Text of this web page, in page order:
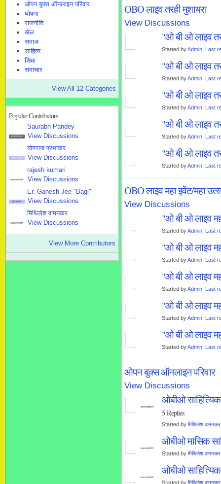
ओपन बुक्स ऑनलाइन परिवार
घोषणा
राजनीति
खेल
समाज
साहित्य
शिक्षा
समाचार
View All 12 Categories
Popular Contributors
सदस्य टीम प्रबंधन
Saurabh Pandey
View Discussions
प्रधान संपादक
योगराज प्रभाकर
View Discussions
सदस्य कार्यकारिणी
rajesh kumari
View Discussions
मुख्य प्रबंधक
Er. Ganesh Jee "Bagi"
View Discussions
सदस्य कार्यकारिणी
मिथिलेश वामनकर
View Discussions
View More Contributors
OBO लाइव तरही मुशायरा
View Discussions
"ओ बी ओ लाइव
Started byAdmin Last
"ओ बी ओ लाइव
Started byAdmin Last
"ओ बी ओ लाइव
Started byAdmin Last
"ओ बी ओ लाइव
Started byAdmin Last
"ओ बी ओ लाइव
Started byAdmin Last
OBO लाइव महा इवेंट/महा
View Discussions
"ओ बी ओ लाइव
Started byAdmin Last
"ओ बी ओ लाइव
Started byAdmin Last
"ओ बी ओ लाइव
Started byAdmin Last
"ओ बी ओ लाइव
Started byAdmin Last
"ओ बी ओ लाइव
Started byAdmin Last
ओपन बुक्स ऑनलाइन परिवार
View Discussions
सदस्य कार्यकारिणी
ओबीओ साहित्यिक
5 Replies
Started by मिथिलेश वामनकर
सदस्य कार्यकारिणी
ओबीओ मासिक
Started by मिथिलेश वामनकर
सदस्य कार्यकारिणी
ओबीओ साहित्यिक
Started by मिथिलेश वामनकर